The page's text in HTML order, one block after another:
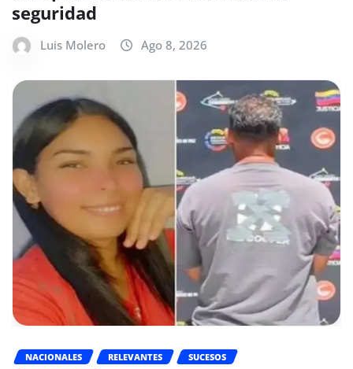
seguridad
Luis Molero Ago 8, 2026
NACIONALES RELEVANTES
SUCESOS